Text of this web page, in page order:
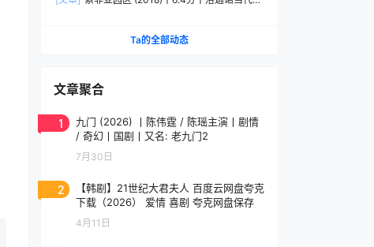
Ta的全部动态
文章聚合
1
九门 (2026) 丨陈伟霆 / 陈瑶主演丨剧情
/ 奇幻丨国剧丨又名: 老九门2
7月30日
2
【韩剧】21世纪大君夫人 百度云网盘夸克
下载（2026） 爱情 喜剧 夸克网盘保存
4月11日